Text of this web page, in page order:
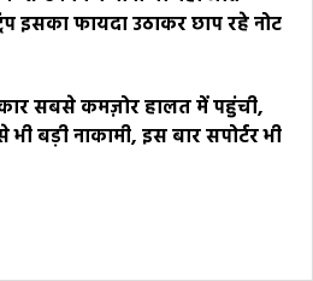
इसका फायदा उठाकर छाप रहे नोट
सबसे कमज़ोर हालत में पहुंची,
भी बड़ी नाकामी, इस बार सपोर्टर भी